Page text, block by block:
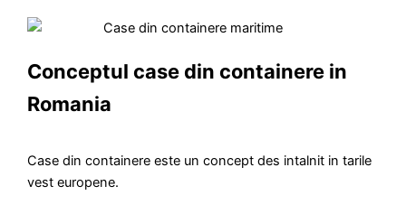
Conceptul case din containere in
Romania
Case din containere este un concept des intalnit in tarile
vest europene.